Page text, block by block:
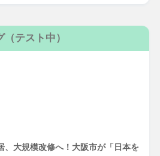
テスト中）
、大規模改修へ！大阪市が「日本を